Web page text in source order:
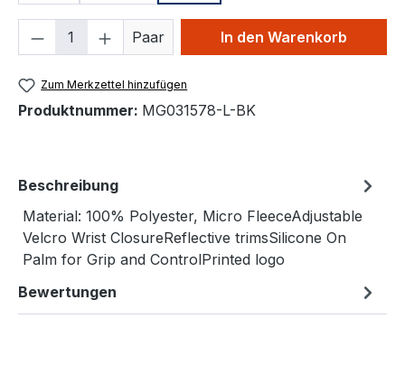
Produkt Anzahl: Gib den
Paar In den Warenkorb
Zum Merkzettel hinzufügen
Produktnummer: MG031578-L-BK
Beschreibung
Material: 100% Polyester, Micro FleeceAdjustable
Velcro Wrist ClosureReflective trimsSilicone On
Palm for Grip and ControlPrinted logo
Bewertungen